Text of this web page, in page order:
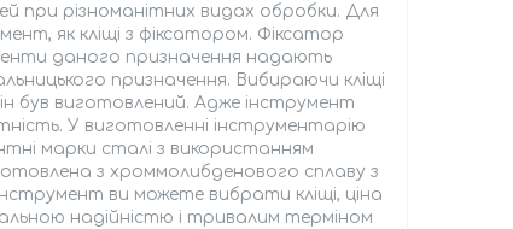
при різноманітних видах обробки. Для
як кліщі з фіксатором. Фіксатор
даного призначення надають
призначення. Вибираючи кліщі
був виготовлений. Адже інструмент
У виготовленні інструментарію
марки сталі з використанням
з хроммолибденового сплаву з
ви можете вибрати кліщі, ціна
надійністю і тривалим терміном